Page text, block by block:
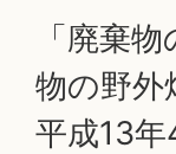
「廃棄
物の野外
平成13